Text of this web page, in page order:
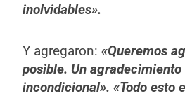
inolvidables».
Y agregaron: «Queremos
posible. Un
incondicional». «Todo esto